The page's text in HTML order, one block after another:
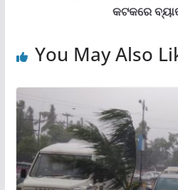
କଟକରେ
You May Also